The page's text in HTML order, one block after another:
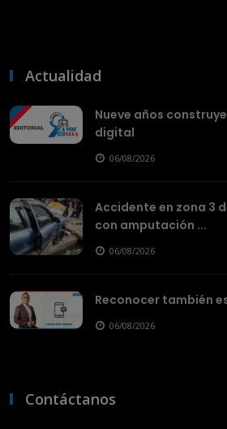
Actualidad
Nueve años
digital
06/08/2026
Accidente en zona 3
con amputación ...
06/08/2026
Reconocer también
06/08/2026
Contáctanos